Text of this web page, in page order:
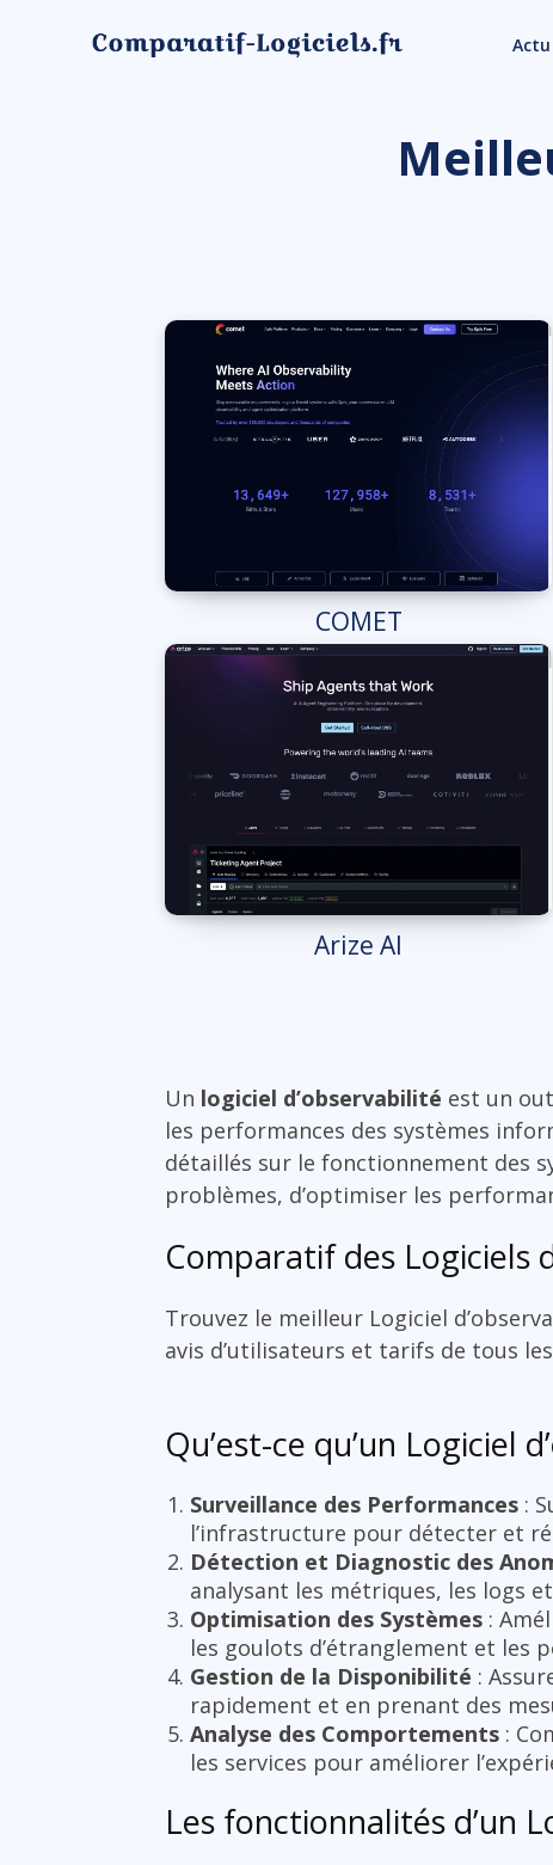
Actu
COMET
Arize AI
Un logiciel d’observabilité est un
les performances des systèmes
détaillés sur le fonctionnement des
problèmes, d’optimiser les
Comparatif des Logiciels
Trouvez le meilleur Logiciel
avis d’utilisateurs et tarifs de tous
Qu’est-ce qu’un Logiciel
Surveillance des Performances :
l’infrastructure pour détecter et
Détection et Diagnostic des
analysant les métriques, les logs
Optimisation des Systèmes :
les goulots d’étranglement et les
Gestion de la Disponibilité :
rapidement et en prenant des
Analyse des Comportements :
les services pour améliorer
Les fonctionnalités d’un